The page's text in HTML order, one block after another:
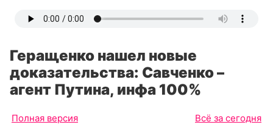
Геращенко нашел новые
доказательства: Савченко –
агент Путина, инфа 100%
Полная версия Всё за сегодня